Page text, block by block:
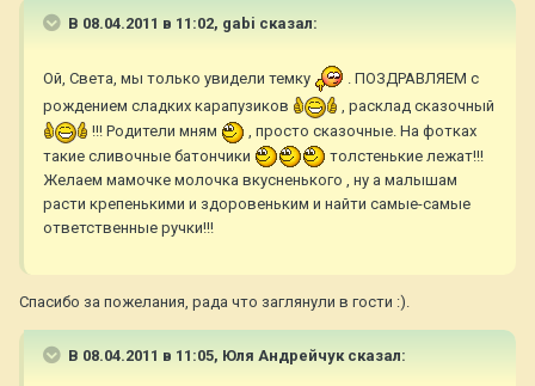
В 08.04.2011 в 11:02, gabi сказал:
Ой, Света, мы только увидели темку
. ПОЗДРАВЛЯЕМ с
рождением сладких карапузиков
, расклад сказочный
!!! Родители мням
, просто сказочные. На фотках
такие сливочные батончики
толстенькие лежат!!!
Желаем мамочке молочка вкусненького , ну а малышам
расти крепенькими и здоровеньким и найти самые-самые
ответственные ручки!!!
Cпасибо за пожелания, рада что заглянули в гости :).
В 08.04.2011 в 11:05, Юля Андрейчук сказал: